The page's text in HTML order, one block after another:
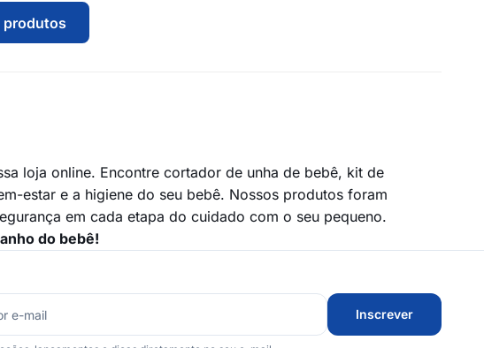
produtos
loja online. Encontre cortador de unha de bebê, kit de
estar e a higiene do seu bebê. Nossos produtos foram
em cada etapa do cuidado com o seu pequeno.
do bebê!
Inscrever